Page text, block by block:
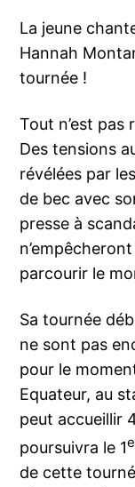
La jeune
Hannah
tournée !
Tout n’est pas
Des tensions
révélées par
de bec avec
presse à
parcourir le
Sa tournée
ne sont pas
pour le
Equateur, au
peut accueillir
poursuivra le 1
de cette